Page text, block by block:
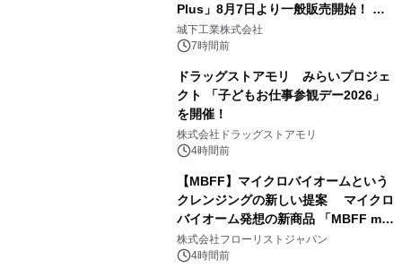
Plus」8月7日より一般販売開始！ ケ
ーブル1本つなぐだけ、テレビの音が
ぐっと豊かに
城下工業株式会社
7時間前
ドラッグストアモリ みらいプロジェ
クト 「子どもお仕事参観デー2026」
を開催！
株式会社ドラッグストアモリ
4時間前
【MBFF】マイクロバイオームという
クレンジングの新しい提案 マイクロ
バイオーム発想の新商品 「MBFF mb
クレンジングPRO」を2026年8月6日
発売
株式会社フローリストジャパン
4時間前